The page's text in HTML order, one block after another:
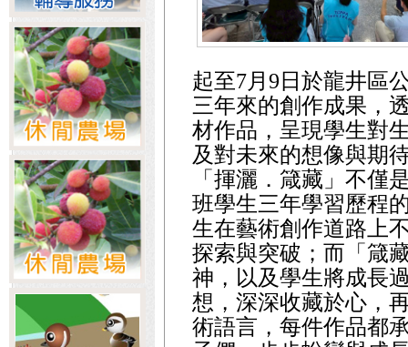
起至7月9日於龍井區
三年來的創作成果，
材作品，呈現學生對
及對未來的想像與期
「揮灑．箴藏」不僅
班學生三年學習歷程
生在藝術創作道路上
探索與突破；而「箴
神，以及學生將成長
想，深深收藏於心，
術語言，每件作品都